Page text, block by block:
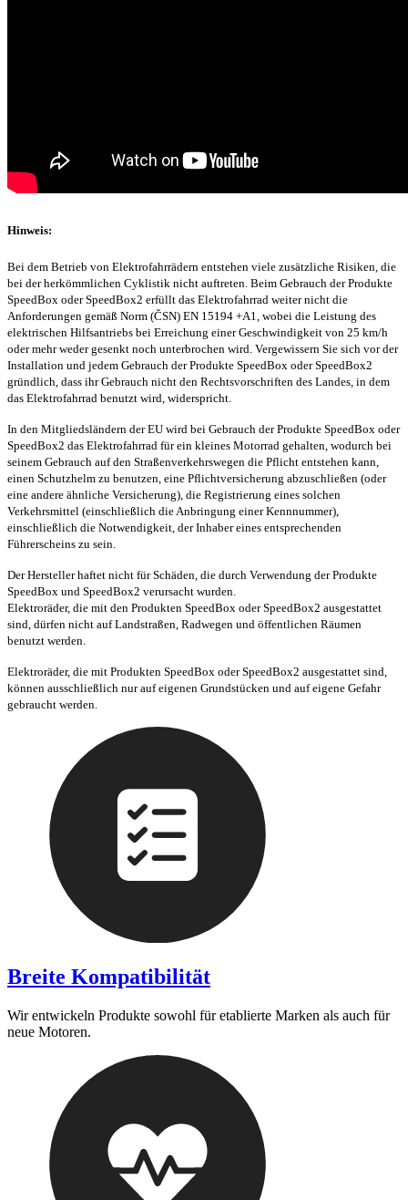
Hinweis:
Bei dem Betrieb von Elektrofahrrädern entstehen viele zusätzliche Risiken, die
bei der herkömmlichen Cyklistik nicht auftreten. Beim Gebrauch der Produkte
SpeedBox oder SpeedBox2 erfüllt das Elektrofahrrad weiter nicht die
Anforderungen gemäß Norm (ČSN) EN 15194 +A1, wobei die Leistung des
elektrischen Hilfsantriebs bei Erreichung einer Geschwindigkeit von 25 km/h
oder mehr weder gesenkt noch unterbrochen wird. Vergewissern Sie sich vor der
Installation und jedem Gebrauch der Produkte SpeedBox oder SpeedBox2
gründlich, dass ihr Gebrauch nicht den Rechtsvorschriften des Landes, in dem
das Elektrofahrrad benutzt wird, widerspricht.
In den Mitgliedsländern der EU wird bei Gebrauch der Produkte SpeedBox oder
SpeedBox2 das Elektrofahrrad für ein kleines Motorrad gehalten, wodurch bei
seinem Gebrauch auf den Straßenverkehrswegen die Pflicht entstehen kann,
einen Schutzhelm zu benutzen, eine Pflichtversicherung abzuschließen (oder
eine andere ähnliche Versicherung), die Registrierung eines solchen
Verkehrsmittel (einschließlich die Anbringung einer Kennnummer),
einschließlich die Notwendigkeit, der Inhaber eines entsprechenden
Führerscheins zu sein.
Der Hersteller haftet nicht für Schäden, die durch Verwendung der Produkte
SpeedBox und SpeedBox2 verursacht wurden.
Elektroräder, die mit den Produkten SpeedBox oder SpeedBox2 ausgestattet
sind, dürfen nicht auf Landstraßen, Radwegen und öffentlichen Räumen
benutzt werden.
Elektroräder, die mit Produkten SpeedBox oder SpeedBox2 ausgestattet sind,
können ausschließlich nur auf eigenen Grundstücken und auf eigene Gefahr
gebraucht werden.
Breite Kompatibilität
Wir entwickeln Produkte sowohl für etablierte Marken als auch für
neue Motoren.